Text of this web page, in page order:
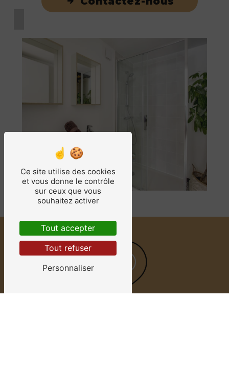
Ce site utilise des cookies
et vous donne le contrôle
sur ceux que vous
souhaitez activer
Tout accepter
Tout refuser
Personnaliser